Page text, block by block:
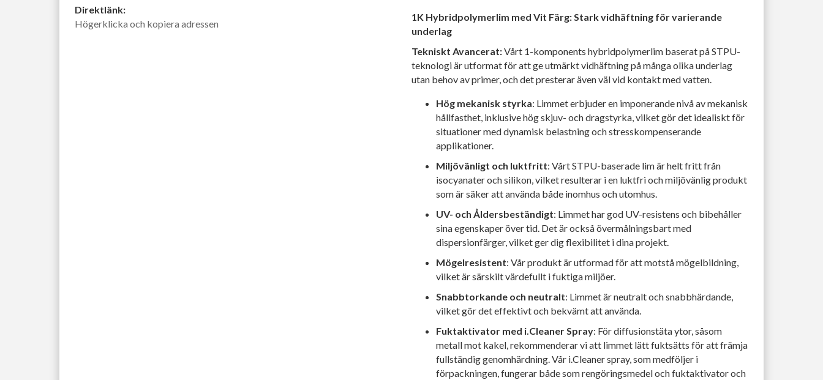
1K Hybridpolymerlim med Vit Färg: Stark vidhäftning för varierande
underlag
Tekniskt Avancerat:Vårt 1-komponents hybridpolymerlim baserat på STPU-
teknologi är utformat för att ge utmärkt vidhäftning på många olika underlag
utan behov av primer, och det presterar även väl vid kontakt med vatten.
Hög mekanisk styrka: Limmet erbjuder en imponerande nivå av mekanisk
hållfasthet, inklusive hög skjuv- och dragstyrka, vilket gör det idealiskt för
situationer med dynamisk belastning och stresskompenserande
applikationer.
Miljövänligt och luktfritt: Vårt STPU-baserade lim är helt fritt från
isocyanater och silikon, vilket resulterar i en luktfri och miljövänlig produkt
som är säker att använda både inomhus och utomhus.
UV- och Åldersbeständigt: Limmet har god UV-resistens och bibehåller
sina egenskaper över tid. Det är också övermålningsbart med
dispersionfärger, vilket ger dig flexibilitet i dina projekt.
Mögelresistent: Vår produkt är utformad för att motstå mögelbildning,
vilket är särskilt värdefullt i fuktiga miljöer.
Snabbtorkande och neutralt: Limmet är neutralt och snabbhärdande,
vilket gör det effektivt och bekvämt att använda.
Fuktaktivator med i.Cleaner Spray: För diffusionstäta ytor, såsom
metall mot kakel, rekommenderar vi att limmet lätt fuktsätts för att främja
fullständig genomhärdning. Vår i.Cleaner spray, som medföljer i
förpackningen, fungerar både som rengöringsmedel och fuktaktivator och
Direktlänk:
Högerklicka och kopiera adressen